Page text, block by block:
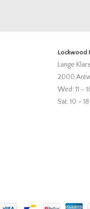
Lockwood
Lange
2000
Wed: 11 –
Sat: 10 – 18